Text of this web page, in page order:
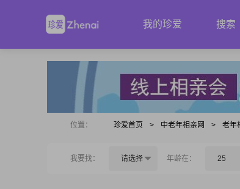
我的珍爱 搜索
位置： 珍爱首页 > 中老年相亲网 > 老年
我要找： 请选择 年龄在： 25